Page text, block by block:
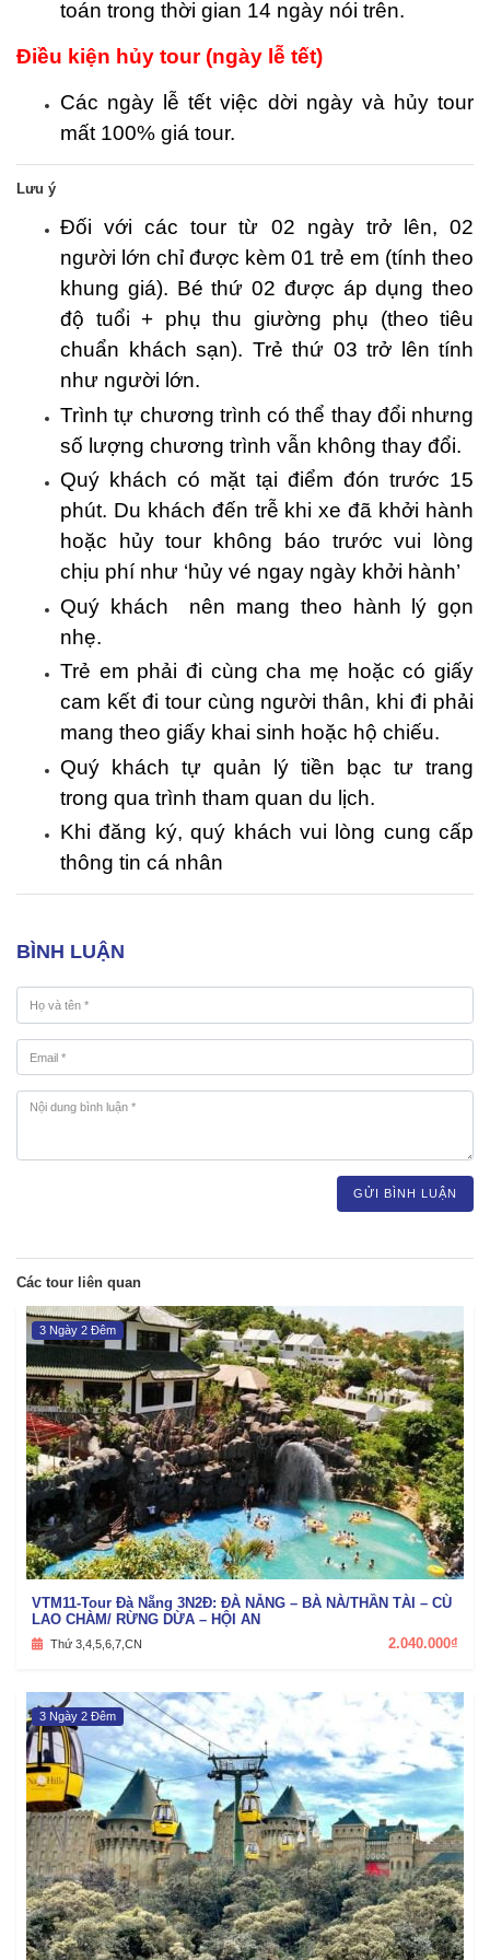
toán trong thời gian 14 ngày nói trên.
Điều kiện hủy tour (ngày lễ tết)
Các ngày lễ tết việc dời ngày và hủy tour
mất 100% giá tour.
Lưu ý
Đối với các tour từ 02 ngày trở lên, 02
người lớn chỉ được kèm 01 trẻ em (tính theo
khung giá). Bé thứ 02 được áp dụng theo
độ tuổi + phụ thu giường phụ (theo tiêu
chuẩn khách sạn). Trẻ thứ 03 trở lên tính
như người lớn.
Trình tự chương trình có thể thay đổi nhưng
số lượng chương trình vẫn không thay đổi.
Quý khách có mặt tại điểm đón trước 15
phút. Du khách đến trễ khi xe đã khởi hành
hoặc hủy tour không báo trước vui lòng
chịu phí như ‘hủy vé ngay ngày khởi hành’
Quý khách nên mang theo hành lý gọn
nhẹ.
Trẻ em phải đi cùng cha mẹ hoặc có giấy
cam kết đi tour cùng người thân, khi đi phải
mang theo giấy khai sinh hoặc hộ chiếu.
Quý khách tự quản lý tiền bạc tư trang
trong qua trình tham quan du lịch.
Khi đăng ký, quý khách vui lòng cung cấp
thông tin cá nhân
BÌNH LUẬN
GỬI BÌNH LUẬN
Các tour liên quan
3 Ngày 2 Đêm
VTM11-Tour Đà Nẵng 3N2Đ: ĐÀ NẴNG – BÀ NÀ/THẦN TÀI – CÙ
LAO CHÀM/ RỪNG DỪA – HỘI AN
Thứ 3,4,5,6,7,CN 2.040.000₫
3 Ngày 2 Đêm